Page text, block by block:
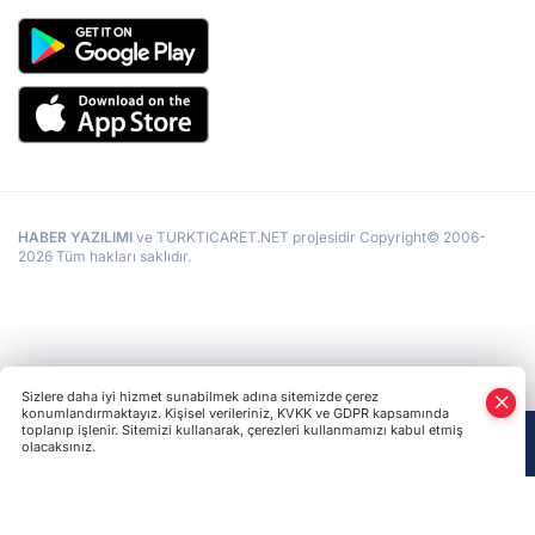
HABER YAZILIMI ve TURKTICARET.NET projesidir Copyright© 2006-
2026 Tüm hakları saklıdır.
Sizlere daha iyi hizmet sunabilmek adına sitemizde çerez
konumlandırmaktayız. Kişisel verileriniz, KVKK ve GDPR kapsamında
toplanıp işlenir. Sitemizi kullanarak, çerezleri kullanmamızı kabul etmiş
olacaksınız.